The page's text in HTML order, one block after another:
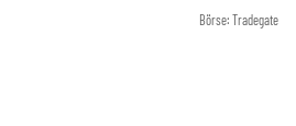
Börse: Tradegate